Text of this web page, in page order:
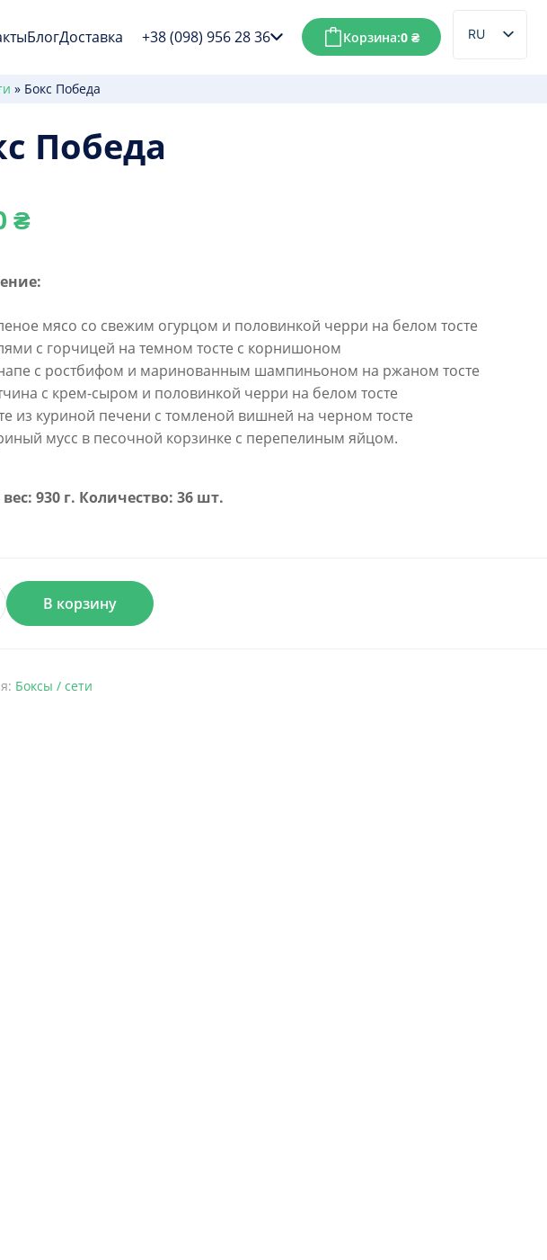
БлогДоставка +38 (098) 956 28 36 Корзина:0₴
RU
UK
» Бокс Победа
Победа
₴
мясо со свежим огурцом и половинкой черри на белом тосте
с горчицей на темном тосте с корнишоном
с ростбифом и маринованным шампиньоном на ржаном тосте
с крем-сыром и половинкой черри на белом тосте
из куриной печени с томленой вишней на черном тосте
мусс в песочной корзинке с перепелиным яйцом.
930 г. Количество: 36 шт.
В корзину
Боксы / сети